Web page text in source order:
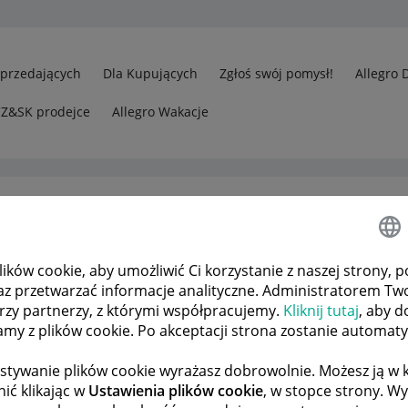
cookie, aby umożliwić Ci korzystanie z naszej strony,
przetwarzać informacje analityczne. Administratorem
partnerzy, z którymi współpracujemy. Kliknij tutaj, aby
z plików cookie. Po akceptacji strona zostanie
plików cookie wyrażasz dobrowolnie. Możesz ją w
klikając wUstawienia plików cookie, w stopce strony.
Dla Kupujących Zgłoś swój pomysł! Allegro
prodejce Allegro Wakacje
Allegro One Box
POPRZEDNIA NASTĘPNA